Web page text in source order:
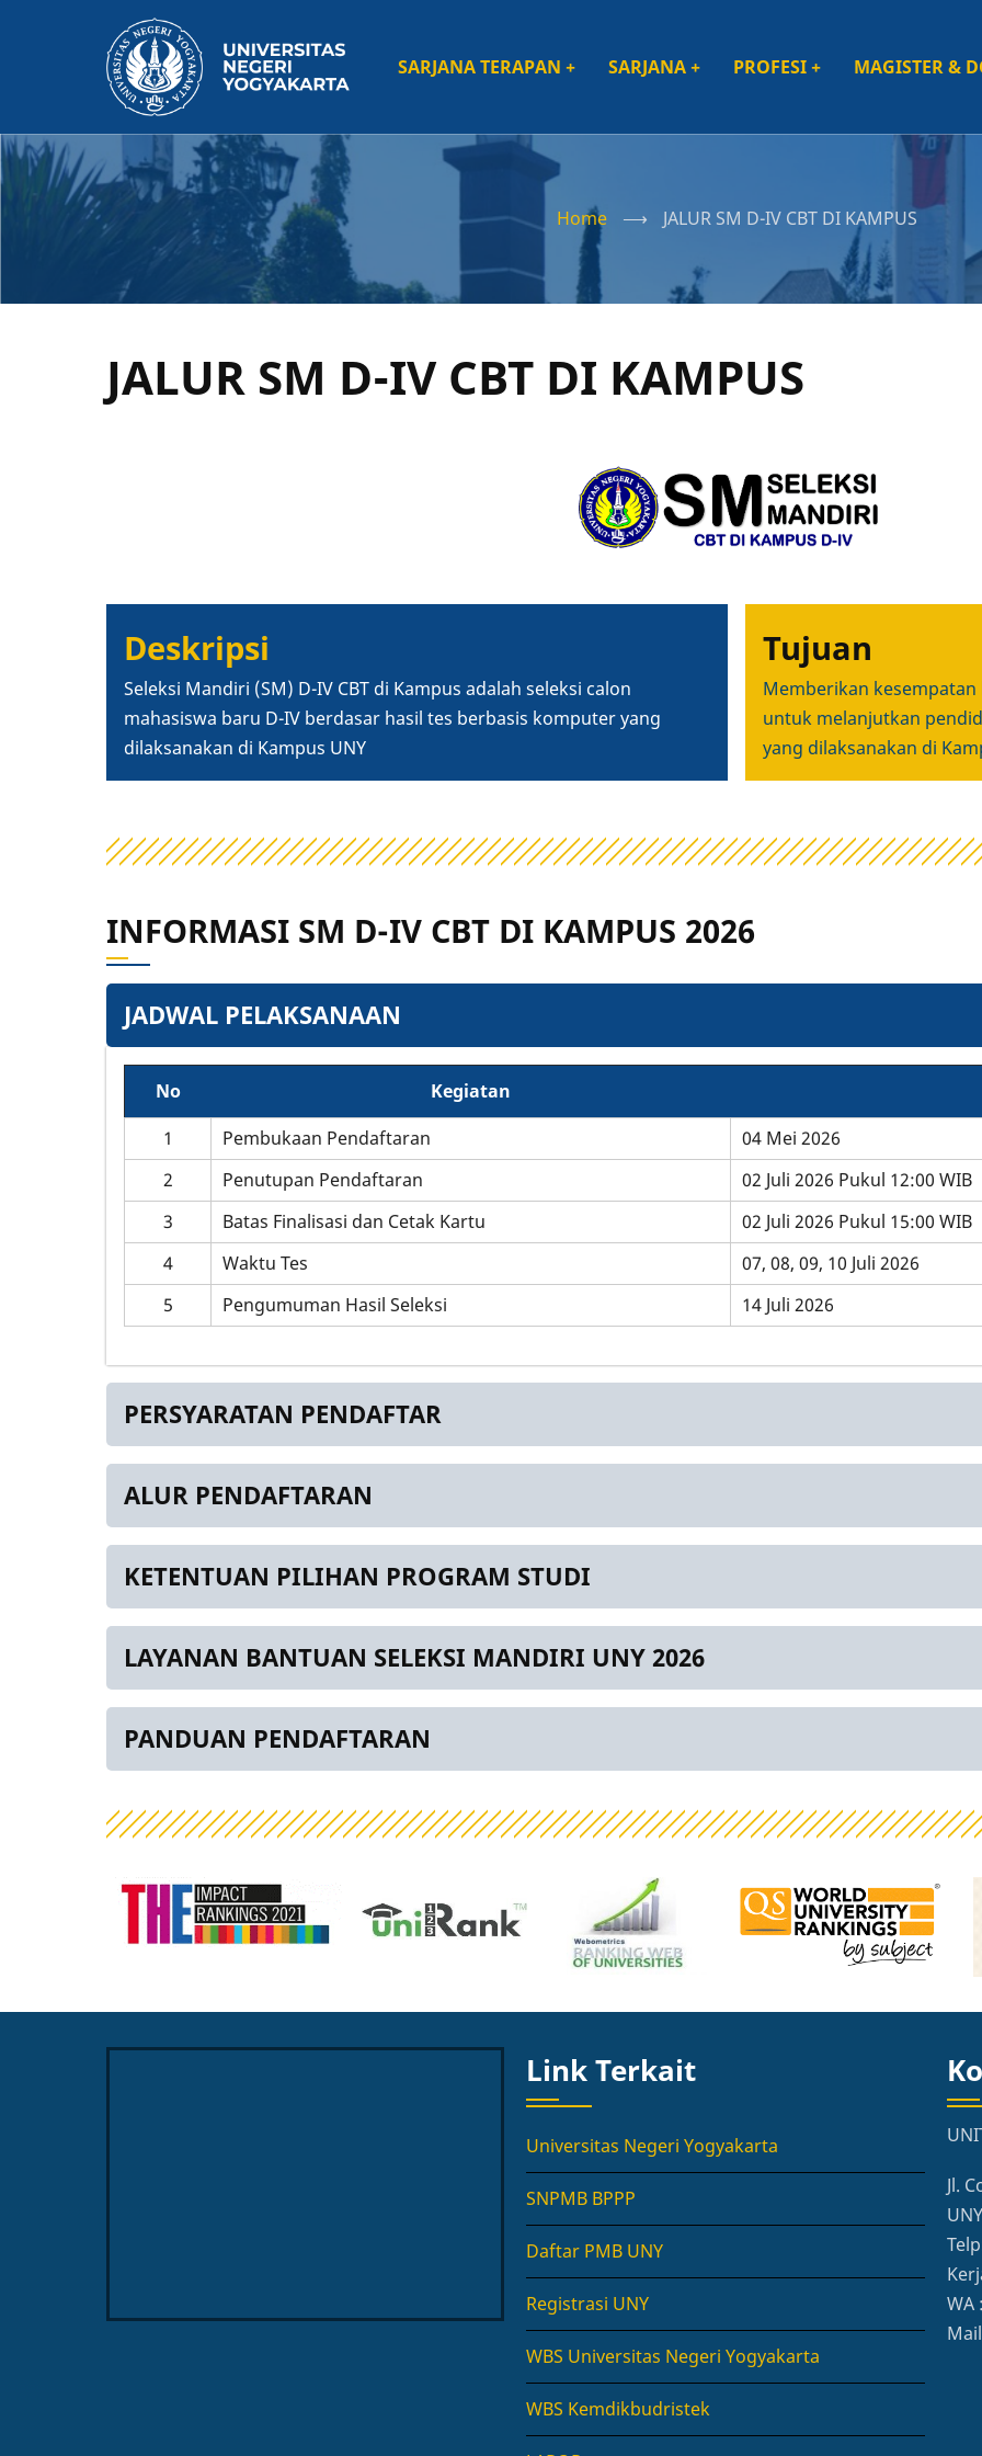
Main
navigation
SARJANA TERAPAN + SARJANA+ PROFESI+ MAGISTER &
Home ⟶ JALUR SM D-IV CBT DI KAMPUS
JALUR SM D-IV CBT DI KAMPUS
Deskripsi
Seleksi Mandiri (SM) D-IV CBT di Kampus adalah seleksi calon
mahasiswa baru D-IV berdasar hasil tes berbasis komputer yang
dilaksanakan di Kampus UNY
Tujuan
Memberikan kesempatan
untuk melanjutkan
yang dilaksanakan di
INFORMASI SM D-IV CBT DI KAMPUS 2026
JADWAL PELAKSANAAN
No Kegiatan
1
Pembukaan Pendaftaran
04 Mei 2026
2
Penutupan Pendaftaran
02 Juli 2026 Pukul 12:00 WIB
3
Batas Finalisasi dan Cetak Kartu
02 Juli 2026 Pukul 15:00 WIB
4
Waktu Tes
07, 08, 09, 10 Juli 2026
5
Pengumuman Hasil Seleksi 14 Juli 2026
PERSYARATAN PENDAFTAR
ALUR PENDAFTARAN
KETENTUAN PILIHAN PROGRAM STUDI
LAYANAN BANTUAN SELEKSI MANDIRI UNY 2026
PANDUAN PENDAFTARAN
Link Terkait
Universitas Negeri Yogyakarta
SNPMB BPPP
Daftar PMB UNY
Registrasi UNY
WBS Universitas Negeri Yogyakarta
WBS Kemdikbudristek
Jl.
WA :